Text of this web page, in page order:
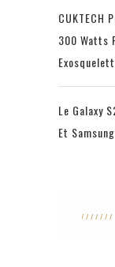
CUKTECH
300 Watts
Le Galaxy
Et